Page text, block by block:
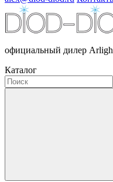
официальный дилер
Каталог